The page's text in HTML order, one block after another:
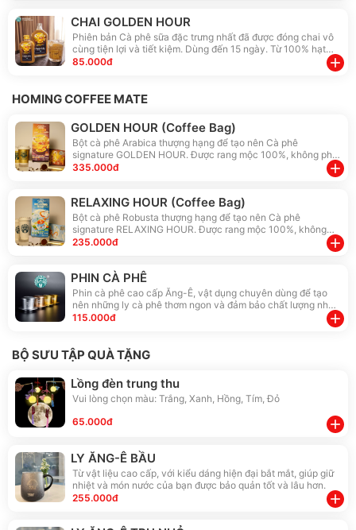
CHAI GOLDEN HOUR
Phiên bản Cà phê sữa đặc trưng nhất đã được đóng chai vô
cùng tiện lợi và tiết kiệm. Dùng đến 15 ngày. Từ 100% hạt
Arabica thượng hạng pha phin cùng Bột kem thực vật, không
những thơm ngon đậm đà mà còn tốt hơn cho sức khỏe. Mở
85.000đ add
HOMING COFFEE MATE
GOLDEN HOUR (Coffee Bag)
Bột cà phê Arabica thượng hạng để tạo nên Cà phê
signature GOLDEN HOUR. Được rang mộc 100%, không pha
trộn hay chất bảo quản, sản xuất theo quy trình đặc biệt duy
nhất tại ĂNG-Ê. Cho ra hương vị Cà phê của sự Lôi cuốn khi
335.000đ add
RELAXING HOUR (Coffee Bag)
Bột cà phê Robusta thượng hạng để tạo nên Cà phê
signature RELAXING HOUR. Được rang mộc 100%, không
pha trộn hay chất bảo quản, sản xuất theo quy trình đặc biệt
duy nhất tại ĂNG-Ê. Cho ra hương vị Cà phê của sự Thư giãn
235.000đ add
PHIN CÀ PHÊ
Phin cà phê cao cấp Ăng-Ê, vật dụng chuyên dùng để tạo
nên những ly cà phê thơm ngon và đảm bảo chất lượng nhất.
Với 4 màu: Gold, Silver, Rose Gold, Dark Gold... cho bạn thỏa
115.000đ add
BỘ SƯU TẬP QUÀ TẶNG
Lồng đèn trung thu
Vui lòng chọn màu: Trắng, Xanh, Hồng, Tím, Đỏ
65.000đ
add
LY ĂNG-Ê BẦU
Từ vật liệu cao cấp, với kiểu dáng hiện đại bắt mắt, giúp giữ
nhiệt và món nước của bạn được bảo quản tốt và lâu hơn.
255.000đ
add